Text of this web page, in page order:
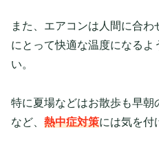
また、エアコンは人間に合
にとって快適な温度になるよ
い。
特に夏場などはお散歩も早朝
など、 熱中症対策には気を付